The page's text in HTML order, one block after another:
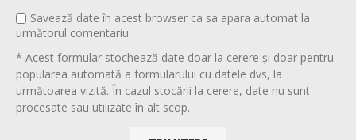
Savează date în acest browser ca sa apara automat la
următorul comentariu.
* Acest formular stochează date doar la cerere și doar pentru
popularea automată a formularului cu datele dvs, la
următoarea vizită. În cazul stocării la cerere, date nu sunt
procesate sau utilizate în alt scop.